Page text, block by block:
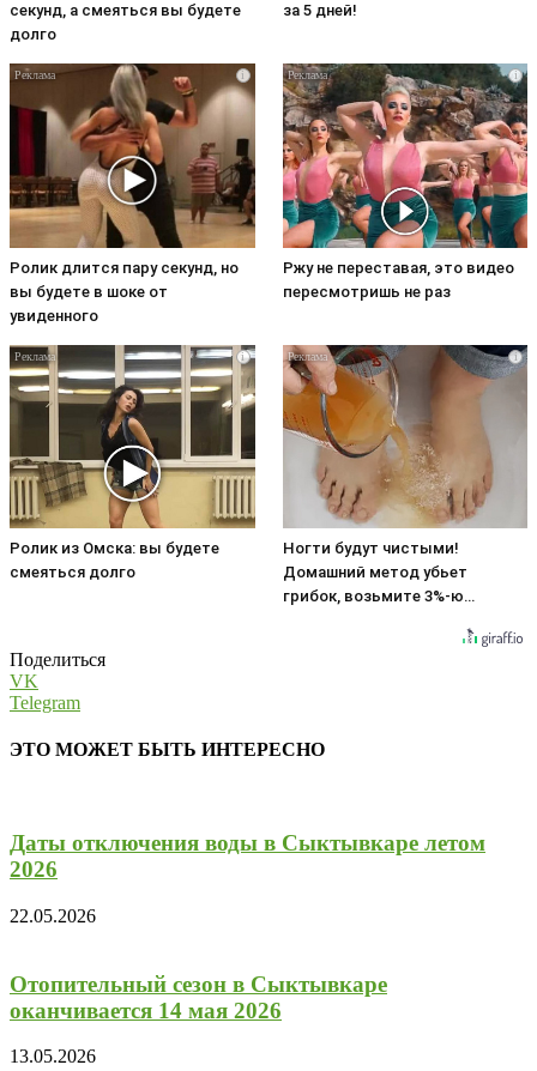
секунд, а смеяться вы будете
долго
за 5 дней!
i
Ролик длится пару секунд, но
вы будете в шоке от
увиденного
i
Ржу не переставая, это видео
пересмотришь не раз
i
Ролик из Омска: вы будете
смеяться долго
i
Ногти будут чистыми!
Домашний метод убьет
грибок, возьмите 3%-ю…
Поделиться
VK
Telegram
ЭТО МОЖЕТ БЫТЬ ИНТЕРЕСНО
Даты отключения воды в Сыктывкаре летом
2026
22.05.2026
Отопительный сезон в Сыктывкаре
оканчивается 14 мая 2026
13.05.2026